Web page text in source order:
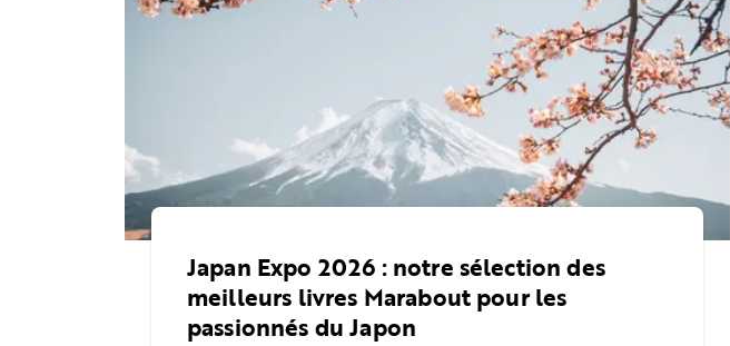
Japan Expo 2026 : notre sélection des
meilleurs livres Marabout pour les
passionnés du Japon